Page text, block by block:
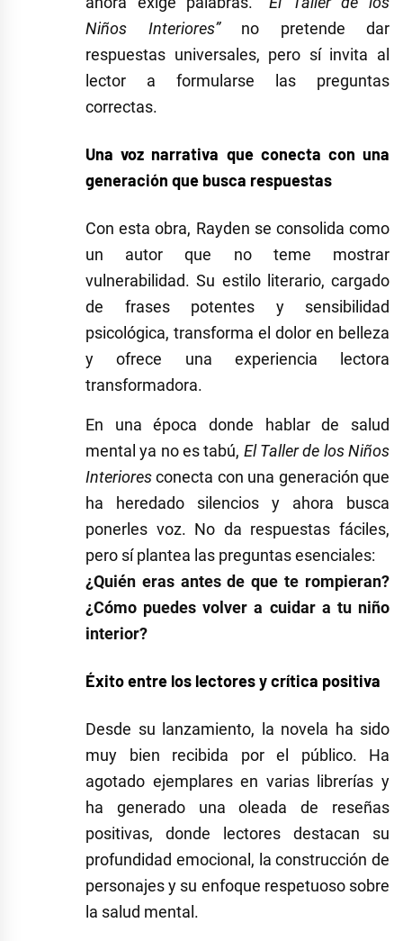
Niños Interiores”no pretende dar
respuestas universales, pero sí invita al
lector a formularse las preguntas
correctas.
Una voz narrativa que conecta con una
generación que busca respuestas
Con esta obra, Rayden se consolida como
un autor que no teme mostrar
vulnerabilidad. Su estilo literario, cargado
de frases potentes y sensibilidad
psicológica, transforma el dolor en belleza
y ofrece una experiencia lectora
transformadora.
En una época donde hablar de salud
mental ya no es tabú, El Taller de los Niños
Interioresconecta con una generación que
ha heredado silencios y ahora busca
ponerles voz. No da respuestas fáciles,
pero sí plantea las preguntas esenciales:
¿Quién eras antes de que te rompieran?
¿Cómo puedes volver a cuidar a tu niño
interior?
Éxito entre los lectores y crítica positiva
Desde su lanzamiento, la novela ha sido
muy bien recibida por el público. Ha
agotado ejemplares en varias librerías y
ha generado una oleada de reseñas
positivas, donde lectores destacan su
profundidad emocional, la construcción de
personajes y su enfoque respetuoso sobre
la salud mental.